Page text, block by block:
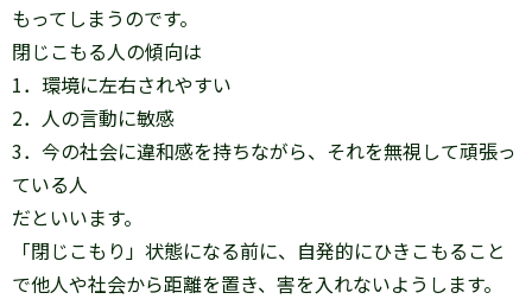
もってしまうのです。
閉じこもる人の傾向は
1．環境に左右されやすい
2．人の言動に敏感
3．今の社会に違和感を持ちながら、それを無視して頑張っ
ている人
だといいます。
「閉じこもり」状態になる前に、自発的にひきこもること
で他人や社会から距離を置き、害を入れないようします。